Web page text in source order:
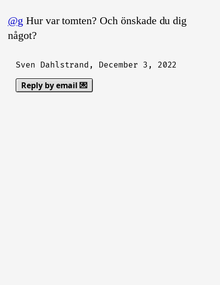
@g Hur var tomten? Och önskade du dig
något?
Sven Dahlstrand, December 3, 2022
Reply by email 💌